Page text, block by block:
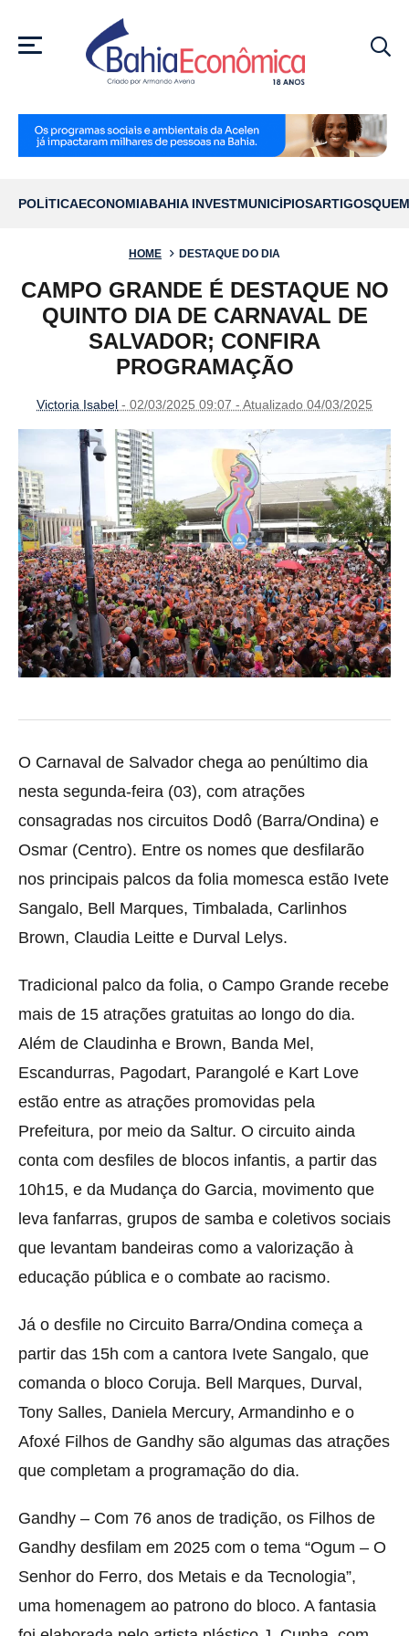
MENU
POLÍTICAECONOMIABAHIA INVESTMUNICÍPIOSARTIGOS
HOME DESTAQUE DO DIA
CAMPO GRANDE É DESTAQUE NO
QUINTO DIA DE CARNAVAL DE
SALVADOR; CONFIRA
PROGRAMAÇÃO
Victoria Isabel - 02/03/2025 09:07 - Atualizado 04/03/2025
O Carnaval de Salvador chega ao penúltimo dia
nesta segunda-feira (03), com atrações
consagradas nos circuitos Dodô (Barra/Ondina) e
Osmar (Centro). Entre os nomes que desfilarão
nos principais palcos da folia momesca estão Ivete
Sangalo, Bell Marques, Timbalada, Carlinhos
Brown, Claudia Leitte e Durval Lelys.
Tradicional palco da folia, o Campo Grande recebe
mais de 15 atrações gratuitas ao longo do dia.
Além de Claudinha e Brown, Banda Mel,
Escandurras, Pagodart, Parangolé e Kart Love
estão entre as atrações promovidas pela
Prefeitura, por meio da Saltur. O circuito ainda
conta com desfiles de blocos infantis, a partir das
10h15, e da Mudança do Garcia, movimento que
leva fanfarras, grupos de samba e coletivos sociais
que levantam bandeiras como a valorização à
educação pública e o combate ao racismo.
Já o desfile no Circuito Barra/Ondina começa a
partir das 15h com a cantora Ivete Sangalo, que
comanda o bloco Coruja. Bell Marques, Durval,
Tony Salles, Daniela Mercury, Armandinho e o
Afoxé Filhos de Gandhy são algumas das atrações
que completam a programação do dia.
Gandhy – Com 76 anos de tradição, os Filhos de
Gandhy desfilam em 2025 com o tema “Ogum – O
Senhor do Ferro, dos Metais e da Tecnologia”,
uma homenagem ao patrono do bloco. A fantasia